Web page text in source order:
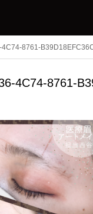
8761-
4C74-8761-